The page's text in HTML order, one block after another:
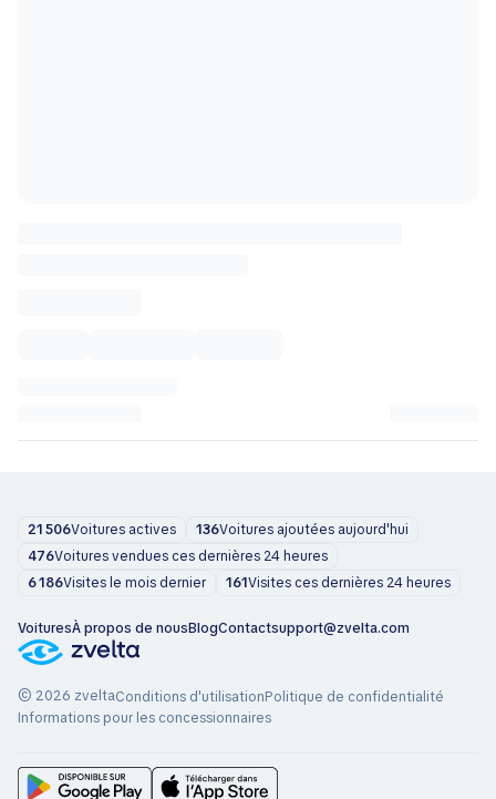
21 506Voitures actives 136Voitures ajoutées aujourd'hui
476Voitures vendues ces dernières 24 heures
6 186Visites le mois dernier 161Visites ces dernières 24 heures
VoituresÀ propos de nousBlogContactsupport@zvelta.com
© 2026 zveltaConditions d'utilisationPolitique de confidentialité
Informations pour les concessionnaires